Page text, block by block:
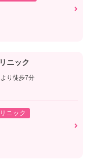
ニック
り徒歩7分
ニック